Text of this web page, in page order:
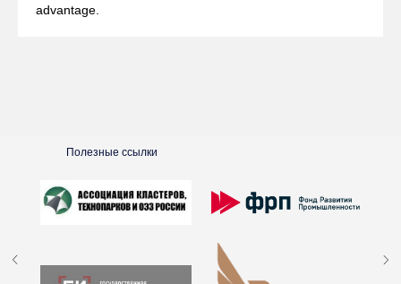
advantage.
Полезные ссылки